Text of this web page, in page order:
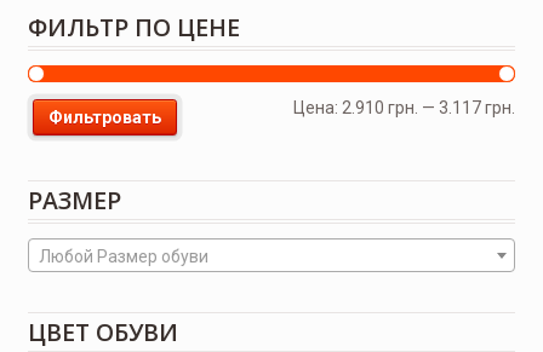
ФИЛЬТР ПО ЦЕНЕ
Фильтровать
Цена: 2.910 грн. —3.117 грн.
РАЗМЕР
Любой Размер обуви
ЦВЕТ ОБУВИ